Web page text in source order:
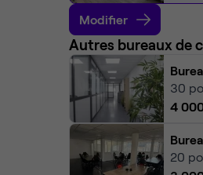
Modifier
Autres bureaux de
30
4
20